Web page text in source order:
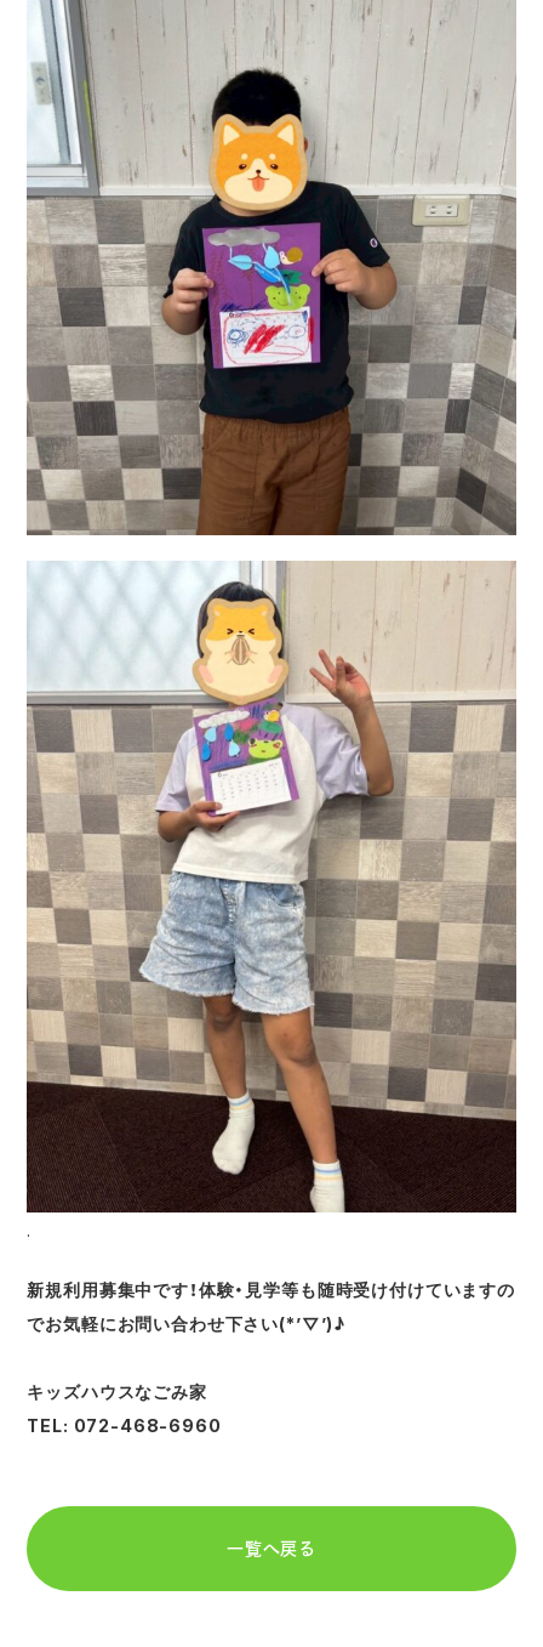
.
新規利用募集中です！体験・見学等も随時受け付けていますの
でお気軽にお問い合わせ下さい(*’▽’)♪
キッズハウスなごみ家
TEL: 072-468-6960
一覧へ戻る